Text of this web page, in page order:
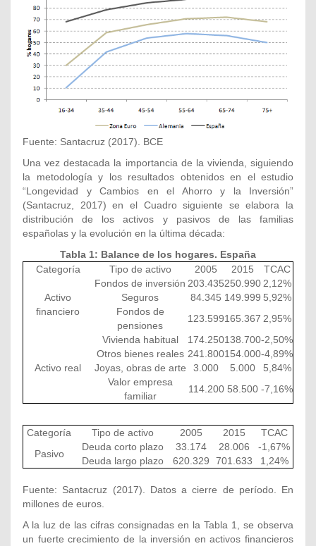
Fuente: Santacruz (2017). BCE
Una vez destacada la importancia de la vivienda, siguiendo
la metodología y los resultados obtenidos en el estudio
“Longevidad y Cambios en el Ahorro y la Inversión”
(Santacruz, 2017) en el Cuadro siguiente se elabora la
distribución de los activos y pasivos de las familias
españolas y la evolución en la última década:
Tabla 1: Balance de los hogares. España
Categoría
Tipo de activo 2005 2015 TCAC
Activo
financiero
Fondos de inversión 203.435250.9902,12%
Seguros
84.345 149.999 5,92%
Fondos de
pensiones
123.599165.367 2,95%
Activo real
Vivienda habitual 174.250138.700-2,50%
Otros bienes reales 241.800154.000-4,89%
Joyas, obras de arte
3.000 5.000
5,84%
Valor empresa
familiar
114.200 58.500 -7,16%
Categoría Tipo de activo 2005 2015
TCAC
Pasivo
Deuda corto plazo 33.174 28.006
-1,67%
Deuda largo plazo
620.329 701.633 1,24%
Fuente: Santacruz (2017). Datos a cierre de período. En
millones de euros.
A la luz de las cifras consignadas en la Tabla 1, se observa
un fuerte crecimiento de la inversión en activos financieros